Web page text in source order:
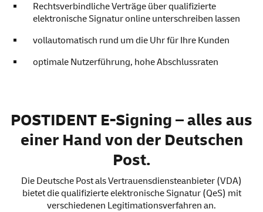
Rechtsverbindliche Verträge über qualifizierte
elektronische Signaturonline unterschreiben lassen
vollautomatisch rund um die Uhr für Ihre Kunden
optimale Nutzerführung, hohe Abschlussraten
POSTIDENT E-Signing
POSTIDENT E-Signing – alles aus
einer Hand von der Deutschen
Post.
Die Deutsche Post als Vertrauensdiensteanbieter (VDA)
bietet die qualifizierte elektronische Signatur (QeS) mit
verschiedenen Legitimationsverfahren an.